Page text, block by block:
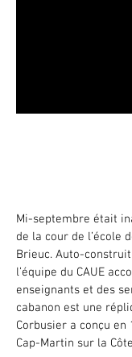
Mi-septembre était
de la cour de l’école
Brieuc. Auto-
l’équipe du CAUE
enseignants et des
cabanon est une
Corbusier a conçu en
Cap-Martin sur la